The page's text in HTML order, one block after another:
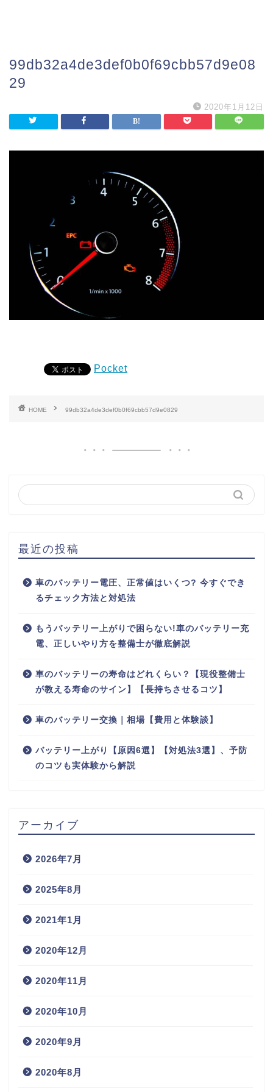
99db32a4de3def0b0f69cbb57d9e08
29
2020年1月12日
Pocket
HOME 99db32a4de3def0b0f69cbb57d9e0829
最近の投稿
車のバッテリー電圧、正常値はいくつ? 今すぐでき
るチェック方法と対処法
もうバッテリー上がりで困らない!車のバッテリー充
電、正しいやり方を整備士が徹底解説
車のバッテリーの寿命はどれくらい？【現役整備士
が教える寿命のサイン】【長持ちさせるコツ】
車のバッテリー交換｜相場【費用と体験談】
バッテリー上がり【原因6選】【対処法3選】、予防
のコツも実体験から解説
アーカイブ
2026年7月
2025年8月
2021年1月
2020年12月
2020年11月
2020年10月
2020年9月
2020年8月